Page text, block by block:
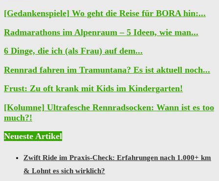
[Gedankenspiele] Wo geht die Reise für BORA hin:...
Radmarathons im Alpenraum – 5 Ideen, wie man...
6 Dinge, die ich (als Frau) auf dem...
Rennrad fahren im Tramuntana? Es ist aktuell noch...
Frust: Zu oft krank mit Kids im Kindergarten!
[Kolumne] Ultrafesche Rennradsocken: Wann ist es too
much?!
Neueste Artikel
Zwift Ride im Praxis-Check: Erfahrungen nach 1.000+ km
& Lohnt es sich wirklich?